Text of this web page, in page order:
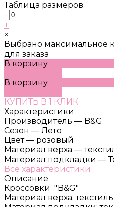
Таблица размеров
-
+
×
Выбрано максимальное
для заказа
В корзину
В корзину
КУПИТЬ В 1 КЛИК
Характеристики
Производитель — B&G
Сезон — Лето
Цвет — розовый
Материал верха —
Материал подкладки —
Все характеристики
Описание
Кроссовки "B&G"
Материал верха: текстиль